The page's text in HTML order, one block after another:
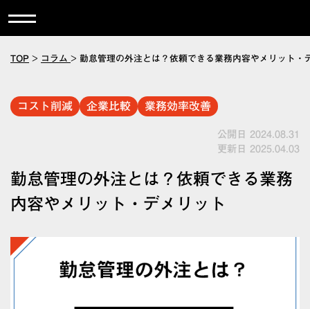
TOP > コラム > 勤怠管理の外注とは？依頼できる業務内容やメリット・
コスト削減 企業比較 業務効率改善
公開日 2024.08.31
更新日 2025.04.03
勤怠管理の外注とは？依頼できる業務
内容やメリット・デメリット